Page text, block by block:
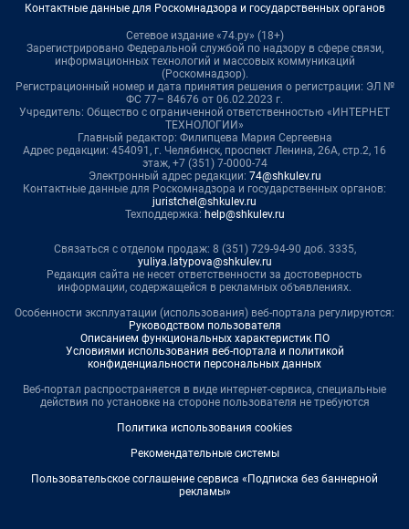
Контактные данные для Роскомнадзора и государственных органов
Сетевое издание «74.ру» (18+)
Зарегистрировано Федеральной службой по надзору в сфере связи,
информационных технологий и массовых коммуникаций
(Роскомнадзор).
Регистрационный номер и дата принятия решения о регистрации: ЭЛ №
ФС 77– 84676 от 06.02.2023 г.
Учредитель: Общество с ограниченной ответственностью «ИНТЕРНЕТ
ТЕХНОЛОГИИ»
Главный редактор: Филипцева Мария Сергеевна
Адрес редакции: 454091, г. Челябинск, проспект Ленина, 26А, стр.2, 16
этаж, +7 (351) 7-0000-74
Электронный адрес редакции: 74@shkulev.ru
Контактные данные для Роскомнадзора и государственных органов:
juristchel@shkulev.ru
Техподдержка: help@shkulev.ru
Связаться с отделом продаж: 8 (351) 729-94-90 доб. 3335,
yuliya.latypova@shkulev.ru
Редакция сайта не несет ответственности за достоверность
информации, содержащейся в рекламных объявлениях.
Особенности эксплуатации (использования) веб-портала регулируются:
Руководством пользователя
Описанием функциональных характеристик ПО
Условиями использования веб-портала и политикой
конфиденциальности персональных данных
Веб-портал распространяется в виде интернет-сервиса, специальные
действия по установке на стороне пользователя не требуются
Политика использования cookies
Рекомендательные системы
Пользовательское соглашение сервиса «Подписка без баннерной
рекламы»